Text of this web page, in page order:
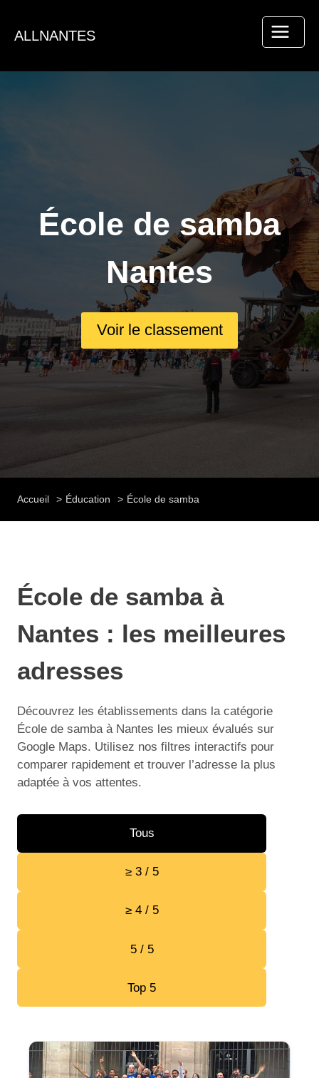
contenu
ALLNANTES
École de samba
Nantes
Voir le classement
Accueil Éducation École de samba
École de samba à
Nantes : les meilleures
adresses
Découvrez les établissements dans la catégorie
École de samba à Nantes les mieux évalués sur
Google Maps. Utilisez nos filtres interactifs pour
comparer rapidement et trouver l’adresse la plus
adaptée à vos attentes.
Tous
≥ 3 / 5
≥ 4 / 5
5 / 5
Top 5